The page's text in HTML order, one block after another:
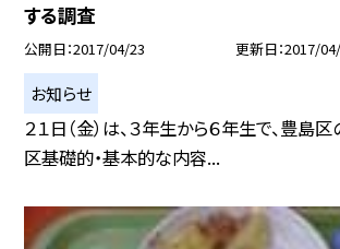
する調査
公開日 2017/04/23 更新日 2017/
お知らせ
２１日（金）は、３年生から６年生で、豊島
区基礎的・基本的な内容...